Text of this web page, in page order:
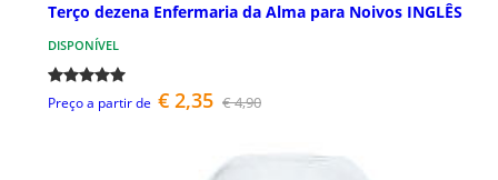
Terço dezena Enfermaria da Alma para Noivos INGLÊS
DISPONÍVEL
Preço a partir de € 2,35 € 4,90